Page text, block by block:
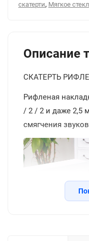
скатерти, Мягкое
Описание
СКАТЕРТЬ
Рифленая
/ 2 / 2 и даже 2,5
смягчения